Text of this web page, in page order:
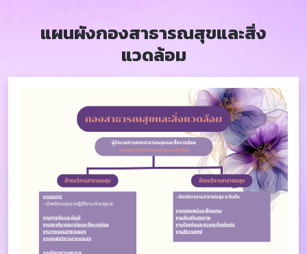
แผนผังกองสาธารณสุขและสิ่ง
แวดล้อม